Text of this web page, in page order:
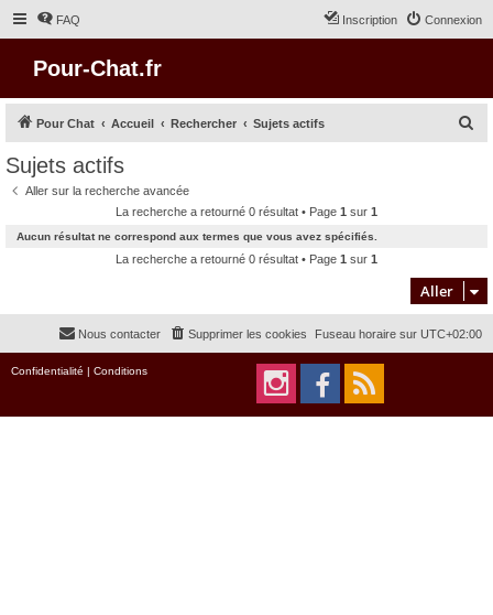
FAQ Connexion
Inscription
Pour-Chat.fr
Pour Chat Accueil Rechercher Sujets actifs
c
h
e
Sujets actifs
Aller sur la recherche avancée
La recherche a retourné 0 résultat • Page 1 sur 1
Aucun résultat ne correspond aux termes que vous avez spécifiés.
La recherche a retourné 0 résultat • Page 1 sur 1
Aller
Fuseau horaire sur UTC+02:00
Supprimer les cookies
Nous contacter
Confidentialité | Conditions